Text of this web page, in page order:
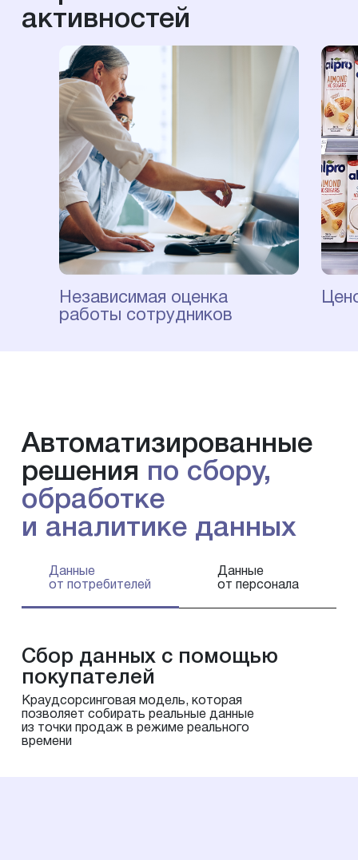
активностей
Независимая оценка
работы сотрудников
Автоматизированные
решения по сбору,
обработке
и аналитике данных
Данные
от потребителей
Данные
от персонала
Сбор данных с помощью
покупателей
Краудсорсинговая модель, которая
позволяет собирать реальные данные
из точки продаж в режиме реального
времени